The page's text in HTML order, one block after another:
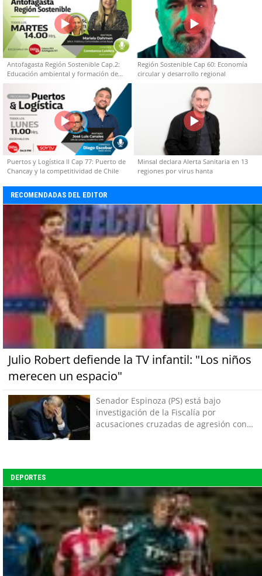
Antofagasta Región Sostenible Cap.2:
Educación ambiental y formación de
capacidades técnicas
Región Sostenible Cap 60: Economía
circular y desarrollo regional
Puertos y Logística II Cap 77: Puerto de
Chancay y la competitividad de Chile
Minsal declara Alerta Sanitaria en 13
regiones por virus hanta
RECOMENDADAS DEL EDITOR
Julio Robert defiende la TV infantil: "Los niños
merecen un espacio"
Senador Espinoza (PS) está bajo
investigación de la Fiscalía por
acusaciones cruzadas de agresión con
DEPORTES